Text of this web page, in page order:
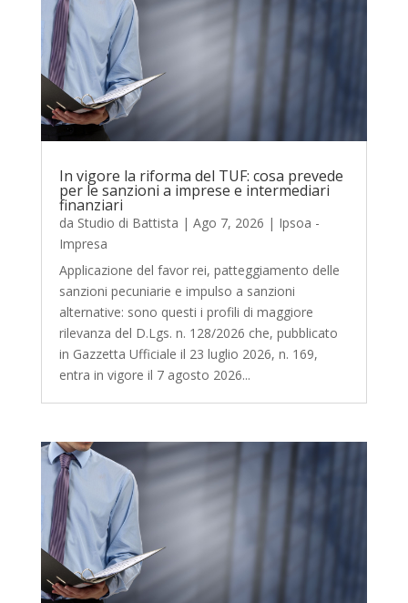
In vigore la riforma del TUF: cosa prevede
per le sanzioni a imprese e intermediari
finanziari
da Studio di Battista | Ago 7, 2026 | Ipsoa -
Impresa
Applicazione del favor rei, patteggiamento delle
sanzioni pecuniarie e impulso a sanzioni
alternative: sono questi i profili di maggiore
rilevanza del D.Lgs. n. 128/2026 che, pubblicato
in Gazzetta Ufficiale il 23 luglio 2026, n. 169,
entra in vigore il 7 agosto 2026...